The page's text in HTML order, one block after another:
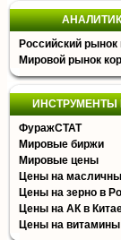
Российский рынок
Мировой рынок
ИНСТРУМЕНТЫ
ФуражСТАТ
Мировые биржи
Мировые цены
Цены на
Цены на зерно в
Цены на АК в
Цены на витамины